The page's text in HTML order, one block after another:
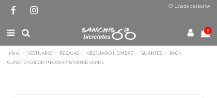
Lista de deseos (0)
0
Inicio VESTUARIO REBAJAS VESTUARIO HOMBRE GUANTES
PACK
GUANTE/CALCETIN OOOFF STARTED VERDE
OOOFF STARTED VERDE